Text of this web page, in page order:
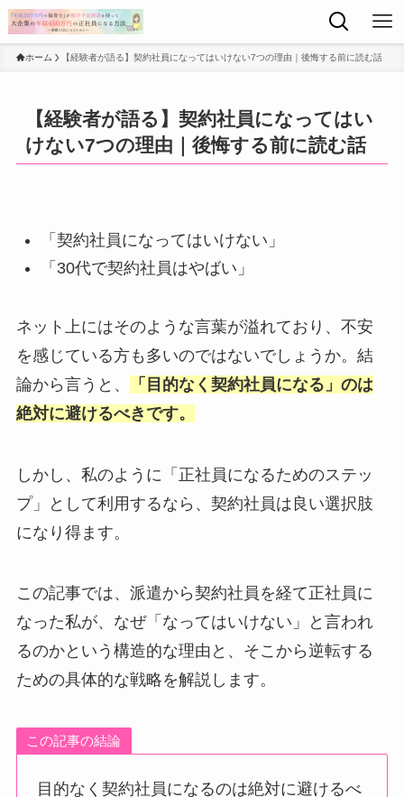
ホーム 【経験者が語る】契約社員になってはいけない7つの理由｜後悔する前に読む話
【経験者が語る】契約社員になってはい
けない7つの理由｜後悔する前に読む話
「契約社員になってはいけない」
「30代で契約社員はやばい」
ネット上にはそのような言葉が溢れており、不安
を感じている方も多いのではないでしょうか。結
論から言うと、
「目的なく契約社員になる」のは
絶対に避けるべきです。
しかし、私のように「正社員になるためのステッ
プ」として利用するなら、契約社員は良い選択肢
になり得ます。
この記事では、派遣から契約社員を経て正社員に
なった私が、なぜ「なってはいけない」と言われ
るのかという構造的な理由と、そこから逆転する
ための具体的な戦略を解説します。
この記事の結論
目的なく契約社員になるのは絶対に避けるべ